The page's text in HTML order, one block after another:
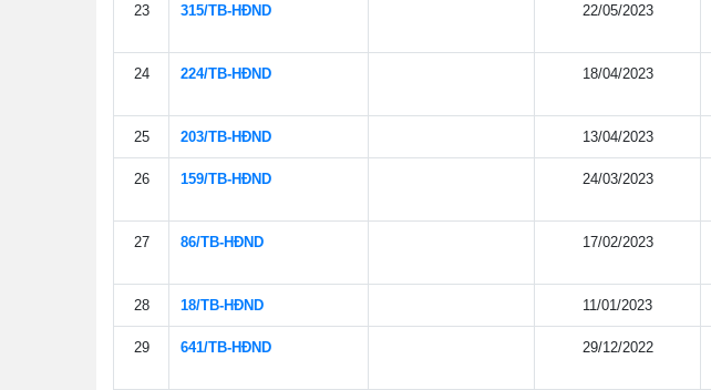
23 315/TB-HÐND 22/05/2023
24 224/TB-HÐND 18/04/2023
25 203/TB-HÐND 13/04/2023
26 159/TB-HÐND 24/03/2023
27 86/TB-HÐND 17/02/2023
28 18/TB-HÐND 11/01/2023
29 641/TB-HÐND 29/12/2022